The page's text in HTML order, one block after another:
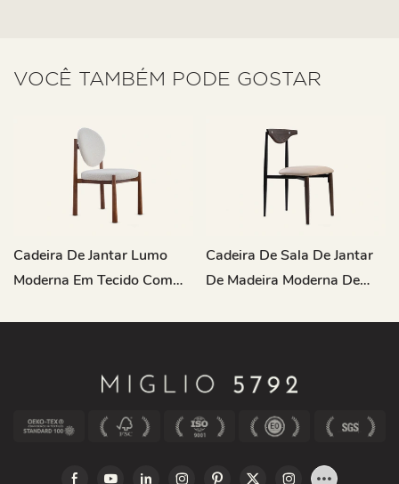
VOCÊ TAMBÉM PODE GOSTAR
Cadeira De Jantar Lumo
Moderna Em Tecido Com
Cadeira De Sala De Jantar
De Madeira Moderna De